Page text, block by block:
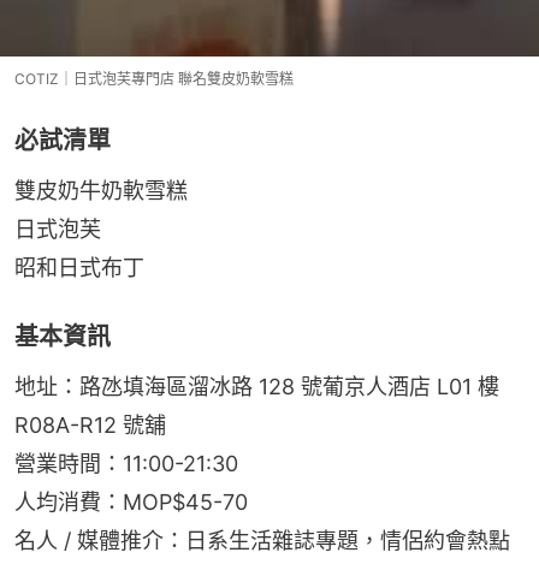
COTIZ｜日式泡芙專門店 聯名雙皮奶軟雪糕
必試清單
雙皮奶牛奶軟雪糕
日式泡芙
昭和日式布丁
基本資訊
地址：路氹填海區溜冰路 128 號葡京人酒店 L01 樓
R08A-R12 號舖
營業時間：11:00-21:30
人均消費：MOP$45-70
名人 / 媒體推介：日系生活雜誌專題，情侶約會熱點